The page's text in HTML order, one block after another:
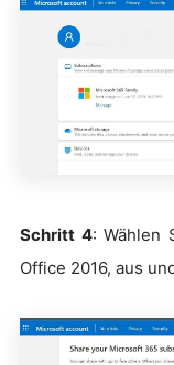
Schritt 4: Wählen
Office 2016, aus